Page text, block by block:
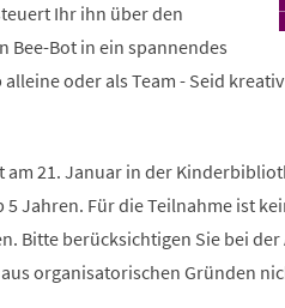
Ihr ihn über den
Bee-Bot in ein spannendes
oder als Team - Seid
21. Januar in der
Jahren. Für die Teilnahme ist
Bitte berücksichtigen Sie bei
organisatorischen Gründen